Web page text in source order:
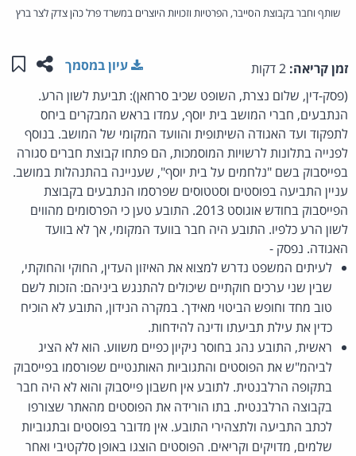
שותף וחבר בקבוצת הסייבר, הפרטיות וזכויות היוצרים במשרד פרל כהן צדק לצר ברץ
זמן קריאה: שתפו
עיון במסמך
(פסק-דין, שלום נצרת, השופט שכיב סרחאן): תביעת לשון הרע.
הנתבעים, חברי המושב בית יוסף, עמדו בראש המבקרים ביחס
לתפקוד ועד האגודה השיתופית והוועד המקומי של המושב. בנוסף
לפנייה בתלונות לרשויות המוסמכות, הם פתחו קבוצת חברים סגורה
בפייסבוק בשם "נלחמים על בית יוסף", שעניינה בהתנהלות במושב.
עניין התביעה בפוסטים וסטטוסים שפרסמו הנתבעים בקבוצת
הפייסבוק בחודש אוגוסט 2013. התובע טען כי הפרסומים מהווים
לשון הרע כלפיו. התובע היה חבר בוועד המקומי, אך לא בוועד
האגודה. נפסק -
לעיתים המשפט נדרש למצוא את האיזון העדין, החוקי והחוקתי,
שבין שני ערכים חוקתיים שיכולים להתנגש ביניהם: הזכות לשם
טוב מחד וחופש הביטוי מאידך. במקרה הנידון, התובע לא הוכיח
כדין את עילת תביעתו ודינה להידחות.
ראשית, התובע נהג בחוסר ניקיון כפיים משווע. הוא לא הציג
לביהמ"ש את הפוסטים והתגוביות האותנטיים שפורסמו בפייסבוק
בתקופה הרלבנטית. לתובע אין חשבון פייסבוק והוא לא היה חבר
בקבוצה הרלבנטית. בתו הורידה את הפוסטים מהאתר שצורפו
לכתב התביעה ולתצהירי התובע. אין מדובר בפוסטים ובתגוביות
שלמים, מדויקים וקריאים. הפוסטים הוצגו באופן סלקטיבי ואחר